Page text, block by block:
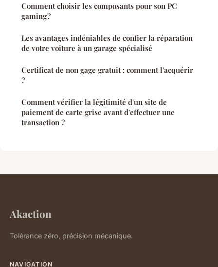
Comment choisir les composants pour son PC
gaming ?
Les avantages indéniables de confier la réparation
de votre voiture à un garage spécialisé
Certificat de non gage gratuit : comment l'acquérir
?
Comment vérifier la légitimité d'un site de
paiement de carte grise avant d'effectuer une
transaction ?
Akaction
Tolérance zéro, précision mécanique.
NAVIGATION